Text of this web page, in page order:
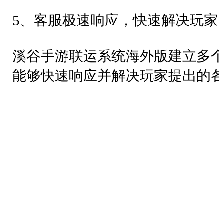
5、客服极速响应，快速解决玩
溪谷手游联运系统海外版建立多
能够快速响应并解决玩家提出的